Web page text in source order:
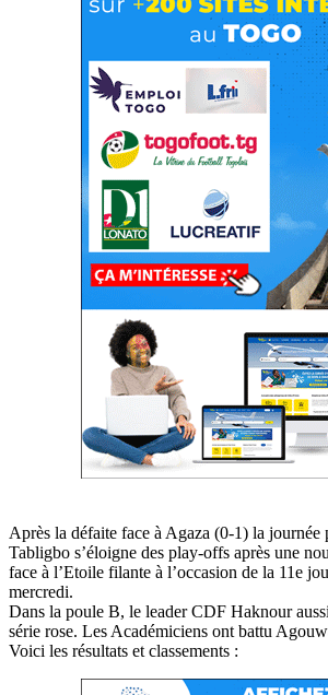
Après la défaite face à Agaza (0-1) la journée
Tabligbo s’éloigne des play-offs après une
face à l’Etoile filante à l’occasion de la 11e
mercredi.
Dans la poule B, le leader CDF Haknour
série rose. Les Académiciens ont battu
Voici les résultats et classements :